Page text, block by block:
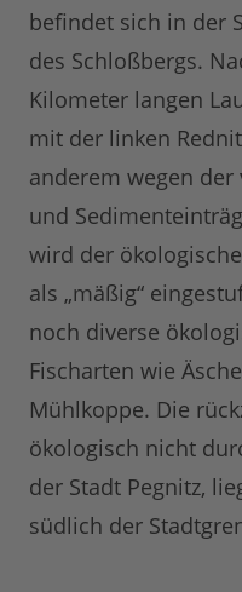
befindet sich in der
des Schloßbergs.
Kilometer langen
mit der linken
anderem wegen der
und
wird der
als „mäßig“
noch diverse
Fischarten wie
Mühlkoppe. Die
ökologisch nicht
der Stadt Pegnitz,
südlich der